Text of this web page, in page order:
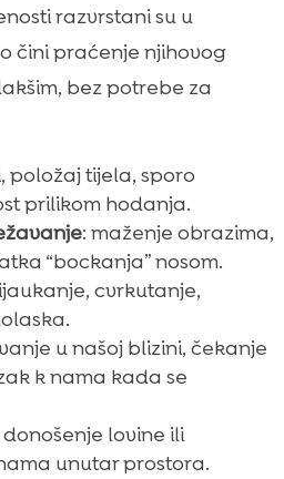
razvrstani su u
čini praćenje njihovog
bez potrebe za
položaj tijela, sporo
prilikom hodanja.
: maženje obrazima,
“bockanja” nosom.
cvrkutanje,
u našoj blizini, čekanje
k nama kada se
donošenje lovine ili
unutar prostora.